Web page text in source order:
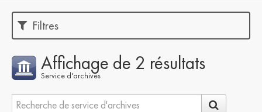
Filtres
Affichage de 2 résultats
Service d'archives